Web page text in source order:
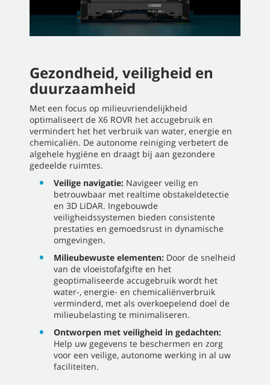
Gezondheid, veiligheid en
duurzaamheid
Met een focus op milieuvriendelijkheid
optimaliseert de X6 ROVR het accugebruik en
vermindert het het verbruik van water, energie en
chemicaliën. De autonome reiniging verbetert de
algehele hygiëne en draagt bij aan gezondere
gedeelde ruimtes.
Veilige navigatie: Navigeer veilig en
betrouwbaar met realtime obstakeldetectie
en 3D LiDAR. Ingebouwde
veiligheidssystemen bieden consistente
prestaties en gemoedsrust in dynamische
omgevingen.
Milieubewuste elementen: Door de snelheid
van de vloeistofafgifte en het
geoptimaliseerde accugebruik wordt het
water-, energie- en chemicaliënverbruik
verminderd, met als overkoepelend doel de
milieubelasting te minimaliseren.
Ontworpen met veiligheid in gedachten:
Help uw gegevens te beschermen en zorg
voor een veilige, autonome werking in al uw
faciliteiten.